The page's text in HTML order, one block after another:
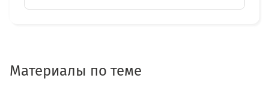
Материалы по теме